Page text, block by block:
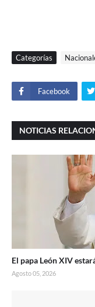
Categorías
Facebook
NOTICIAS
El papa León XIV
Agosto 05, 2026